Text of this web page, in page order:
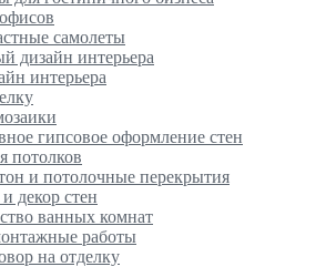
самолеты
дизайн интерьера
интерьера
гипсовое оформление стен
потолков
и потолочные перекрытия
декор стен
ванных комнат
работы
на отделку